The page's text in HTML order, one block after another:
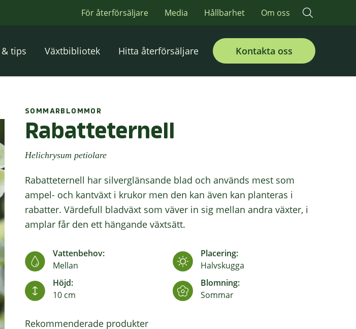
För återförsäljare Media Hållbarhet Om oss
tips Växtbibliotek Hitta återförsäljare Kontakta oss
SOMMARBLOMMOR
Rabatteternell
Helichrysum petiolare
Rabatteternell har silverglänsande blad och används mest som
ampel- och kantväxt i krukor men den kan även kan planteras i
rabatter. Värdefull bladväxt som väver in sig mellan andra växter, i
amplar får den ett hängande växtsätt.
Vattenbehov:
Mellan
Placering:
Halvskugga
Höjd:
10 cm
Blomning:
Sommar
Rekommenderade produkter